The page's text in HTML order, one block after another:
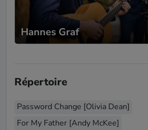
Hannes Graf
Répertoire
Password Change [Olivia Dean]
For My Father [Andy McKee]